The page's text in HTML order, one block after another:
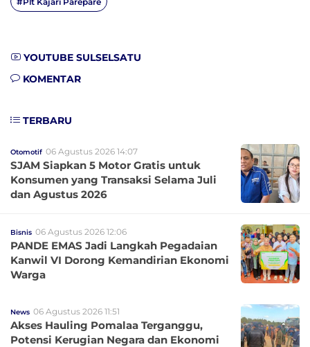
YOUTUBE SULSELSATU
KOMENTAR
TERBARU
Otomotif 06 Agustus 2026 14:07
SJAM Siapkan 5 Motor Gratis untuk
Konsumen yang Transaksi Selama Juli
dan Agustus 2026
Bisnis 06 Agustus 2026 12:06
PANDE EMAS Jadi Langkah Pegadaian
Kanwil VI Dorong Kemandirian Ekonomi
Warga
News 06 Agustus 2026 11:51
Akses Hauling Pomalaa Terganggu,
Potensi Kerugian Negara dan Ekonomi